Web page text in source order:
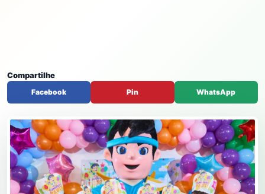
Compartilhe
Facebook Pin WhatsApp